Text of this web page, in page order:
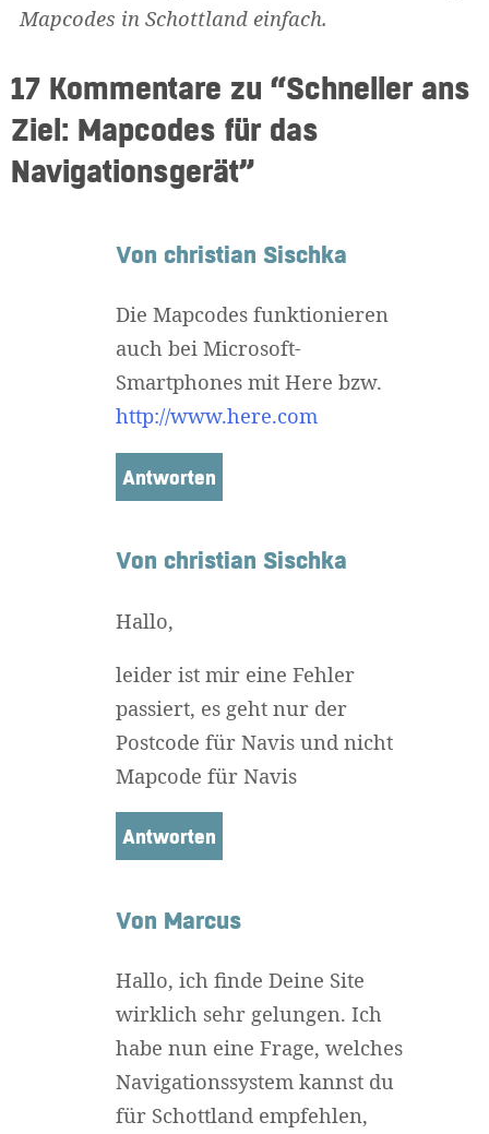
Mapcodes in Schottland einfach.
17 Kommentare zu “Schneller ans
Ziel: Mapcodes für das
Navigationsgerät”
Von christian Sischka
Die Mapcodes funktionieren
auch bei Microsoft-
Smartphones mit Here bzw.
http://www.here.com
Antworten
Von christian Sischka
Hallo,
leider ist mir eine Fehler
passiert, es geht nur der
Postcode für Navis und nicht
Mapcode für Navis
Antworten
Von Marcus
Hallo, ich finde Deine Site
wirklich sehr gelungen. Ich
habe nun eine Frage, welches
Navigationssystem kannst du
für Schottland empfehlen,